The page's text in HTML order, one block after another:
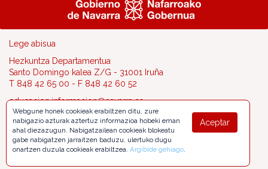
Lege abisua
Hezkuntza Departamentua
Santo Domingo kalea Z/G - 31001 Iruña
T 848 42 65 00 - F 848 42 60 52
educacion.informacion@navarra.es
Aceptar
Webgune honek cookieak erabiltzen ditu, zure
nabigazio azturak aztertuz informazioa hobeki eman
ahal diezazugun. Nabigatzailean cookieak blokeatu
gabe nabigatzen jarraitzen baduzu, ulertuko dugu
onartzen duzula cookieak erabiltzea. Argibide gehiago.